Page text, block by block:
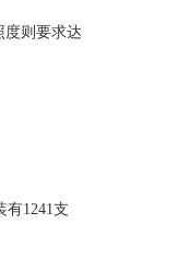
度则要求达
有1241支